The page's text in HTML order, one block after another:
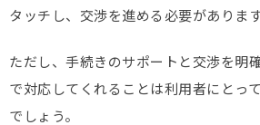
タッチし、交渉を進める必要があります
ただし、手続きのサポートと交渉を明
で対応してくれることは利用者にとっ
でしょう。